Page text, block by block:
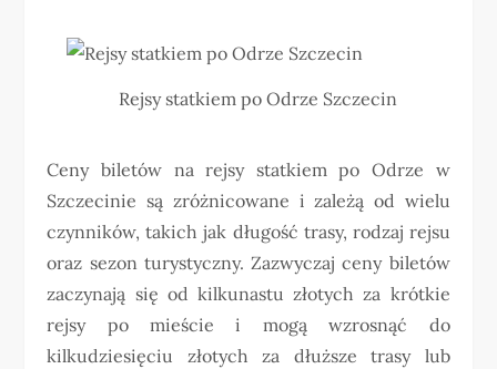
Rejsy statkiem po Odrze Szczecin
Ceny biletów na rejsy statkiem po Odrze w
Szczecinie są zróżnicowane i zależą od wielu
czynników, takich jak długość trasy, rodzaj rejsu
oraz sezon turystyczny. Zazwyczaj ceny biletów
zaczynają się od kilkunastu złotych za krótkie
rejsy po mieście i mogą wzrosnąć do
kilkudziesięciu złotych za dłuższe trasy lub